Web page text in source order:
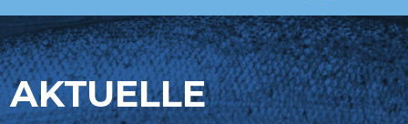
AKTUELLE